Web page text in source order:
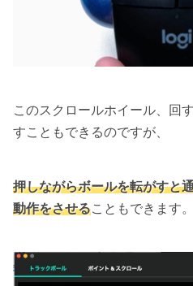
このスクロールホイール、回
すこともできるのですが、
押しながらボールを転がすと
動作をさせることもできます。